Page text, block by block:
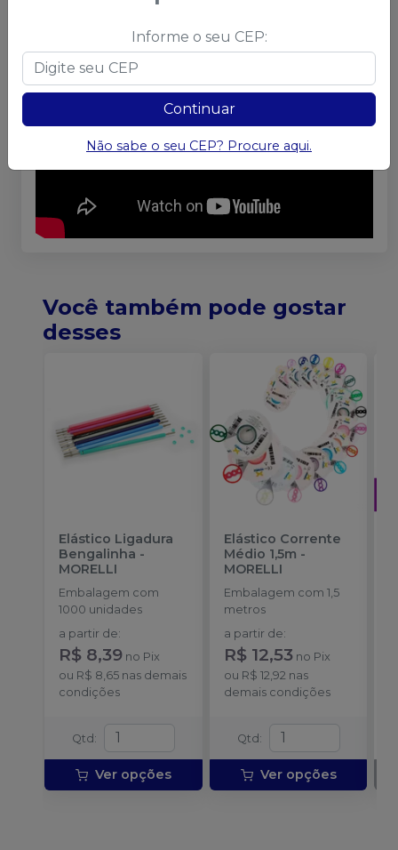
Você também pode gostar
desses
Elástico Ligadura
Bengalinha -
MORELLI
Embalagem com
1000 unidades
a partir de:
R$ 8,39 no Pix
ou R$ 8,65 nas demais
condições
Qtd:
Ver opções
Elástico Corrente
Médio 1,5m -
MORELLI
Embalagem com 1,5
metros
a partir de:
R$ 12,53 no Pix
ou R$ 12,92 nas
demais condições
Qtd:
Ver opções
Informe o seu CEP:
Continuar
Não sabe o seu CEP? Procure aqui.